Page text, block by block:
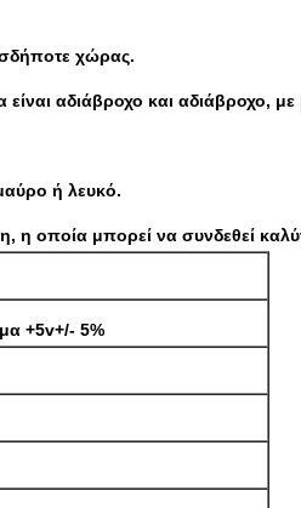
χώρας.
αδιάβροχο και αδιάβροχο,
ή λευκό.
η οποία μπορεί να συνδεθεί
+5v+/- 5%